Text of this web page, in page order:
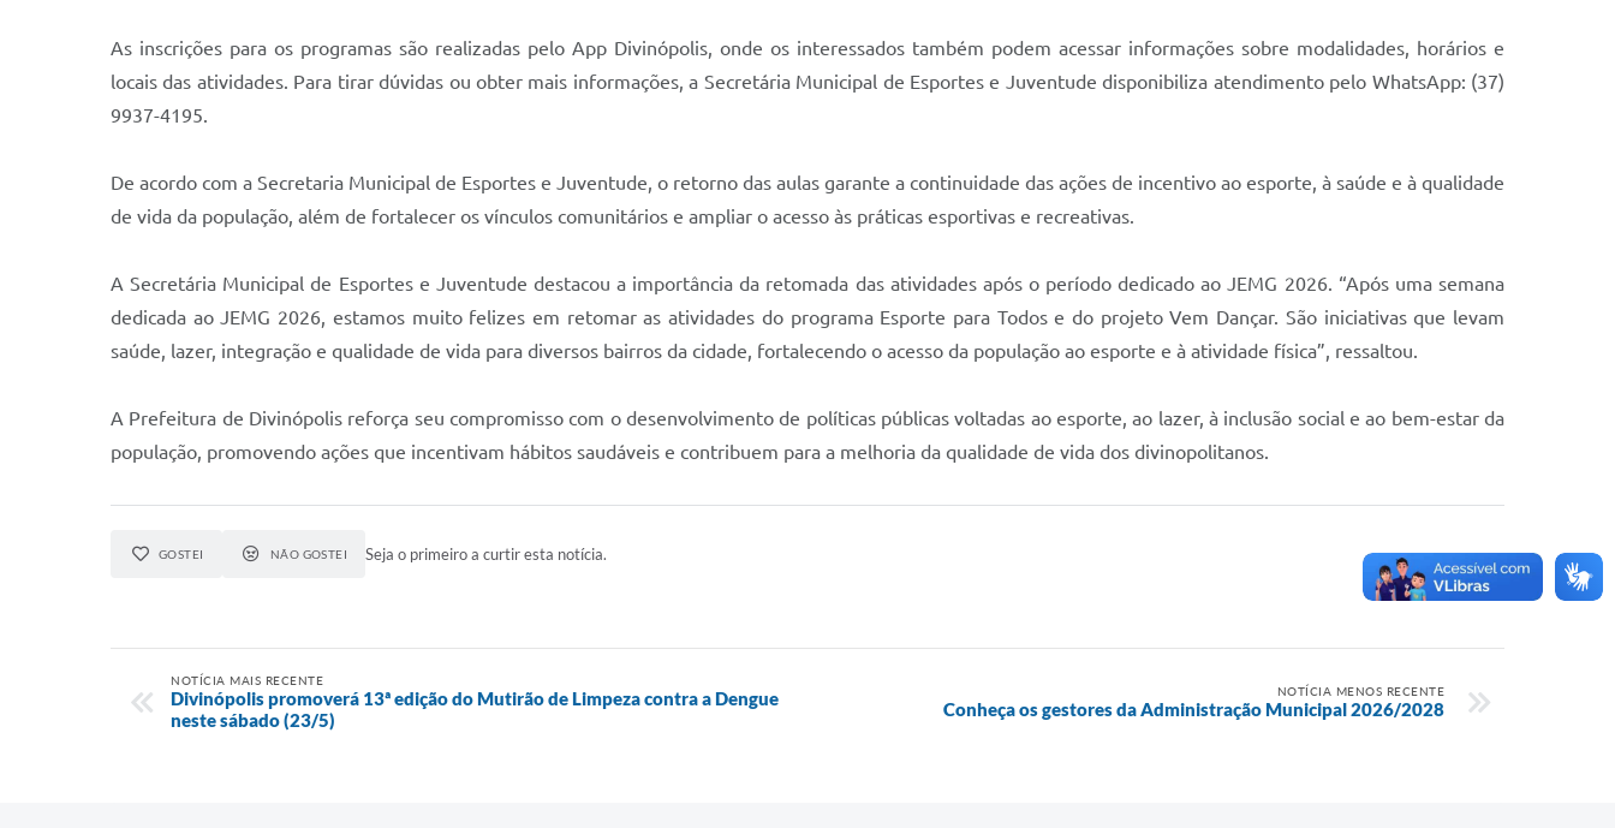
As inscrições para os programas são realizadas pelo App Divinópolis, onde os interessados também podem acessar informações sobre modalidades, horários e
locais das atividades. Para tirar dúvidas ou obter mais informações, a Secretária Municipal de Esportes e Juventude disponibiliza atendimento pelo WhatsApp: (37)
9937-4195.
De acordo com a Secretaria Municipal de Esportes e Juventude, o retorno das aulas garante a continuidade das ações de incentivo ao esporte, à saúde e à qualidade
de vida da população, além de fortalecer os vínculos comunitários e ampliar o acesso às práticas esportivas e recreativas.
A Secretária Municipal de Esportes e Juventude destacou a importância da retomada das atividades após o período dedicado ao JEMG 2026. “Após uma semana
dedicada ao JEMG 2026, estamos muito felizes em retomar as atividades do programa Esporte para Todos e do projeto Vem Dançar. São iniciativas que levam
saúde, lazer, integração e qualidade de vida para diversos bairros da cidade, fortalecendo o acesso da população ao esporte e à atividade física”, ressaltou.
A Prefeitura de Divinópolis reforça seu compromisso com o desenvolvimento de políticas públicas voltadas ao esporte, ao lazer, à inclusão social e ao bem-estar da
população, promovendo ações que incentivam hábitos saudáveis e contribuem para a melhoria da qualidade de vida dos divinopolitanos.
GOSTEI NÃO GOSTEI Seja o primeiro a curtir esta notícia.
NOTÍCIA MAIS RECENTE
Divinópolis promoverá 13ª edição do Mutirão de Limpeza contra a Dengue
neste sábado (23/5)
NOTÍCIA MENOS RECENTE
Conheça os gestores da Administração Municipal 2026/2028